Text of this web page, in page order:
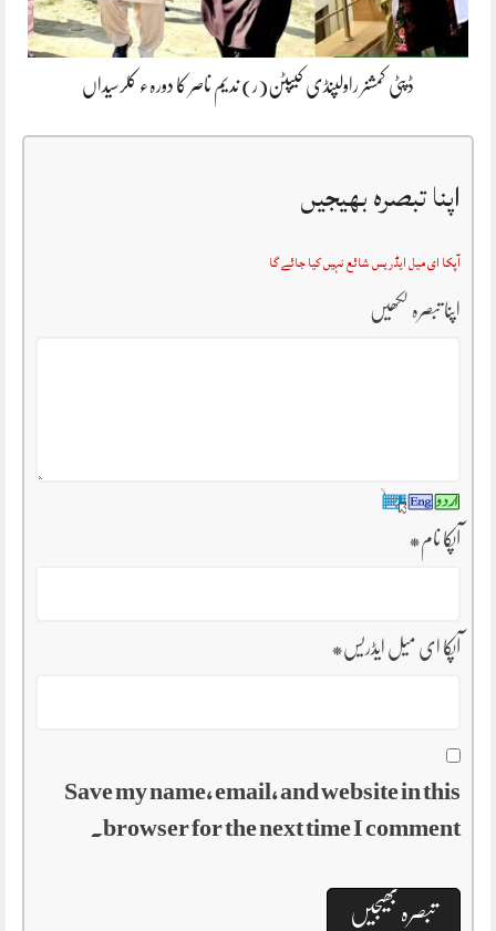
ڈپٹی کمشنر راولپنڈی کیپٹن(ر) ندیم ناصر کا دورہء کلرسیداں
اپنا تبصرہ بھیجیں
آپکا ای میل ایڈریس شائع نہیں کیا جائے گا
اپنا تبصرہ لکھیں
آپکا نام*
آپکا ای میل ایڈریس*
Save my name, email, and website in this
browser for the next time I comment.